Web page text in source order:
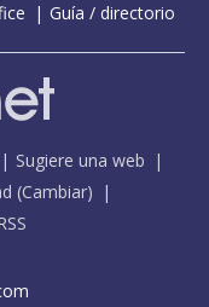
Guía / directorio
Sugiere una web
(Cambiar)